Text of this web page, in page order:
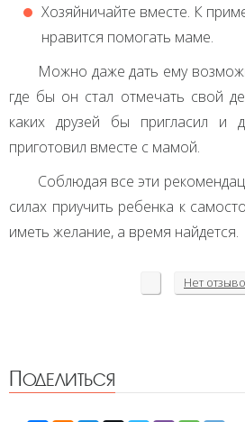
Хозяйничайте вместе. К
нравится помогать маме.
Можно даже дать ему
где бы он стал отмечать свой
каких друзей бы пригласил и
приготовил вместе с мамой.
Соблюдая все эти
силах приучить ребенка к
иметь желание, а время найдется.
Нет
Поделиться